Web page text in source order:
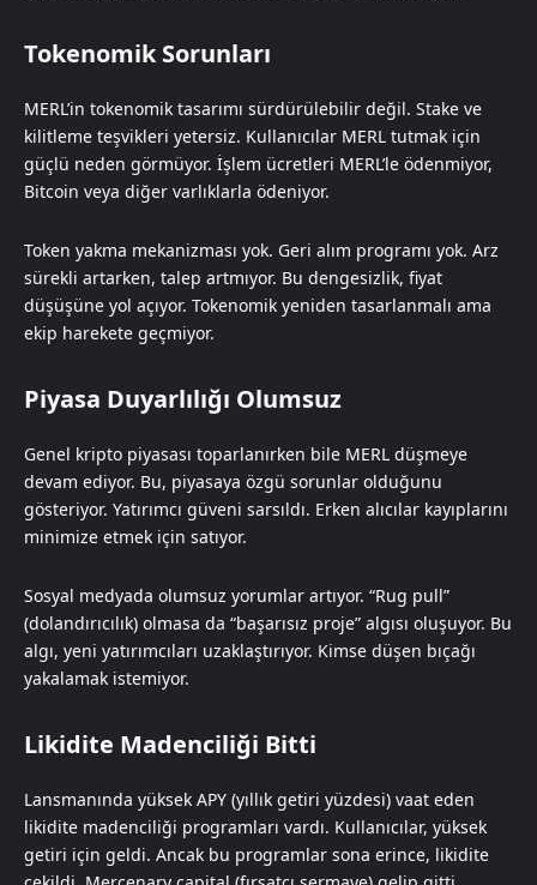
Tokenomik Sorunları
MERL’in tokenomik tasarımı sürdürülebilir değil. Stake ve
kilitleme teşvikleri yetersiz. Kullanıcılar MERL tutmak için
güçlü neden görmüyor. İşlem ücretleri MERL’le ödenmiyor,
Bitcoin veya diğer varlıklarla ödeniyor.
Token yakma mekanizması yok. Geri alım programı yok. Arz
sürekli artarken, talep artmıyor. Bu dengesizlik, fiyat
düşüşüne yol açıyor. Tokenomik yeniden tasarlanmalı ama
ekip harekete geçmiyor.
Piyasa Duyarlılığı Olumsuz
Genel kripto piyasası toparlanırken bile MERL düşmeye
devam ediyor. Bu, piyasaya özgü sorunlar olduğunu
gösteriyor. Yatırımcı güveni sarsıldı. Erken alıcılar kayıplarını
minimize etmek için satıyor.
Sosyal medyada olumsuz yorumlar artıyor. “Rug pull”
(dolandırıcılık) olmasa da “başarısız proje” algısı oluşuyor. Bu
algı, yeni yatırımcıları uzaklaştırıyor. Kimse düşen bıçağı
yakalamak istemiyor.
Likidite Madenciliği Bitti
Lansmanında yüksek APY (yıllık getiri yüzdesi) vaat eden
likidite madenciliği programları vardı. Kullanıcılar, yüksek
getiri için geldi. Ancak bu programlar sona erince, likidite